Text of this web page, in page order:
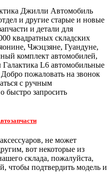
Джилли Автомобиль
и другие старые и новые
и детали для
квадратных складских
Чжэцзяне, Гуандуне,
комплект автомобилей,
L6 автомобильные
пожаловать на звонок
с ручным
быстро запросить
не может
вот некоторые из
склада, пожалуйста,
чтобы подтвердить модель и